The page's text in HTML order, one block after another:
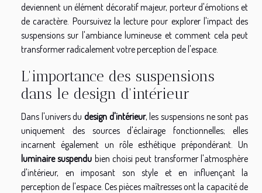
deviennent un élément décoratif majeur, porteur d'émotions et
de caractère. Poursuivez la lecture pour explorer l'impact des
suspensions sur l'ambiance lumineuse et comment cela peut
transformer radicalement votre perception de l'espace.
L'importance des suspensions
dans le design d'intérieur
Dans l'univers du design d'intérieur, les suspensions ne sont pas
uniquement des sources d'éclairage fonctionnelles; elles
incarnent également un rôle esthétique prépondérant. Un
luminaire suspendu bien choisi peut transformer l'atmosphère
d'intérieur, en imposant son style et en influençant la
perception de l'espace. Ces pièces maîtresses ont la capacité de